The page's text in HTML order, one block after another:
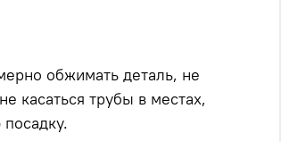
обжимать деталь, не
касаться трубы в местах,